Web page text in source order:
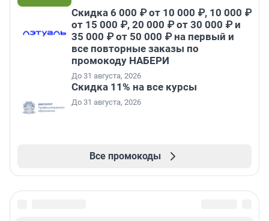
Скидка 6 000 ₽ от 10 000 ₽, 10 000 ₽
от 15 000 ₽, 20 000 ₽ от 30 000 ₽ и
35 000 ₽ от 50 000 ₽ на первый и
все повторные заказы по
промокоду НАБЕРИ
До 31 августа, 2026
Скидка 11% на все курсы
До 31 августа, 2026
Все промокоды